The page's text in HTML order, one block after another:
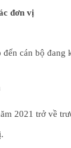
đơn vị
cán bộ đang
2021 trở về